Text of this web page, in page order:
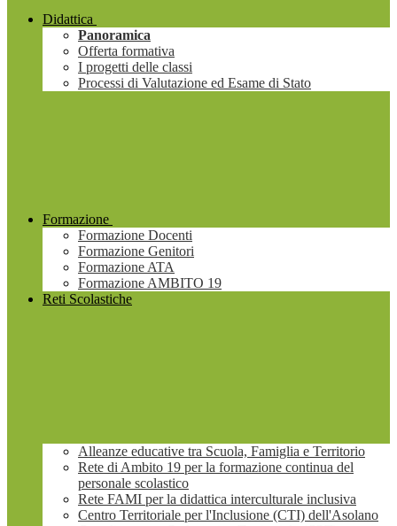
Didattica
Panoramica
Offerta formativa
I progetti delle classi
Processi di Valutazione ed Esame di Stato
Formazione
Formazione Docenti
Formazione Genitori
Formazione ATA
Formazione AMBITO 19
Reti Scolastiche
Alleanze educative tra Scuola, Famiglia e Territorio
Rete di Ambito 19 per la formazione continua del
personale scolastico
Rete FAMI per la didattica interculturale inclusiva
Centro Territoriale per l'Inclusione (CTI) dell'Asolano